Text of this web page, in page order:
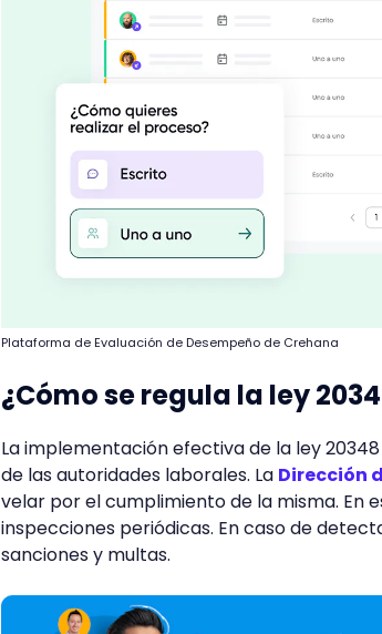
Plataforma de Evaluación de Desempeño de Crehana
¿Cómo se regula la ley
La implementación efectiva de la ley
de las autoridades laborales. La Dirección
velar por el cumplimiento de la misma. En
inspecciones periódicas. En caso de
sanciones y multas.